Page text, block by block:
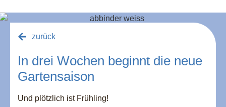
zurück
In drei Wochen beginnt die neue
Gartensaison
Und plötzlich ist Frühling!